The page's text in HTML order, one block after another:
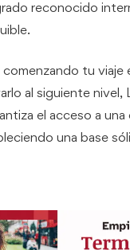
reconocido
tu
al siguiente
el acceso a una
una base